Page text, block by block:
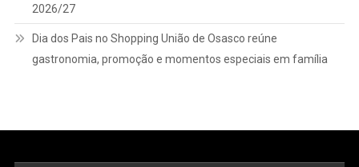
2026/27
Dia dos Pais no Shopping União de Osasco reúne
gastronomia, promoção e momentos especiais em família